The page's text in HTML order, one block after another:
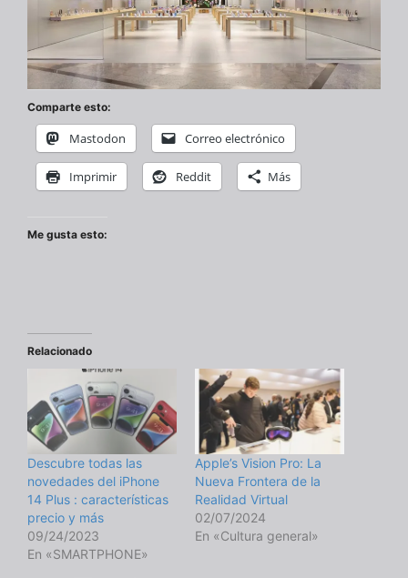
Comparte esto:
Mastodon Correo electrónico
Imprimir Reddit Más
Me gusta esto:
Relacionado
Descubre todas las
novedades del iPhone
14 Plus : características
precio y más
09/24/2023
En «SMARTPHONE»
Apple’s Vision Pro: La
Nueva Frontera de la
Realidad Virtual
02/07/2024
En «Cultura general»